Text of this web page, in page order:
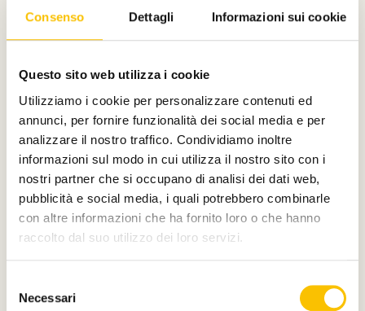
Consenso Dettagli Informazioni sui cookie
Questo sito web utilizza i cookie
Utilizziamo i cookie per personalizzare contenuti ed
annunci, per fornire funzionalità dei social media e per
analizzare il nostro traffico. Condividiamo inoltre
informazioni sul modo in cui utilizza il nostro sito con i
nostri partner che si occupano di analisi dei dati web,
pubblicità e social media, i quali potrebbero combinarle
con altre informazioni che ha fornito loro o che hanno
raccolto dal suo utilizzo dei loro servizi.
delNecessari
Donatella Di Pietrantonio e Nicola
Lagioia a Carte da decifrare
Domenica 12 e sabato 18 luglio, la Collezione La Gaia e il
Parco Museo dell’Ingenio a Busca (CN) ospitano la
nona edizione della rassegna di letteratura e musica
dal vivo organizzata da Fondazione Artea.
Leggi qui